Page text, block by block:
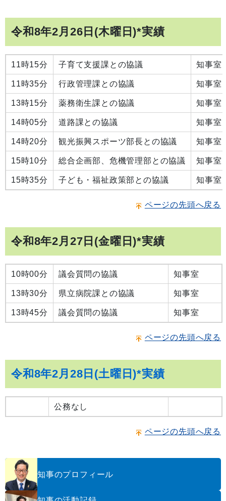
令和8年2月26日(木曜日)*実績
11時15分 子育て支援課との協議 知事室
11時35分 行政管理課との協議 知事室
13時15分 薬務衛生課との協議 知事室
14時05分 道路課との協議 知事室
14時20分 観光振興スポーツ部長との協議 知事室
15時10分 総合企画部、危機管理部との協議 知事室
15時35分 子ども・福祉政策部との協議 知事室
ページの先頭へ戻る
令和8年2月27日(金曜日)*実績
10時00分 議会質問の協議 知事室
13時30分 県立病院課との協議 知事室
13時45分 議会質問の協議 知事室
ページの先頭へ戻る
令和8年2月28日(土曜日)*実績
公務なし
ページの先頭へ戻る
知事のプロフィール